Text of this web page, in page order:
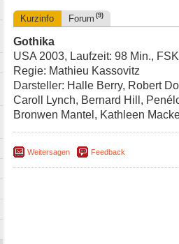
Kurzinfo Forum (9)
Gothika
USA 2003, Laufzeit: 98 Min.,
Regie: Mathieu Kassovitz
Darsteller: Halle Berry, Robert
Caroll Lynch, Bernard Hill,
Bronwen Mantel, Kathleen
Weitersagen Feedback